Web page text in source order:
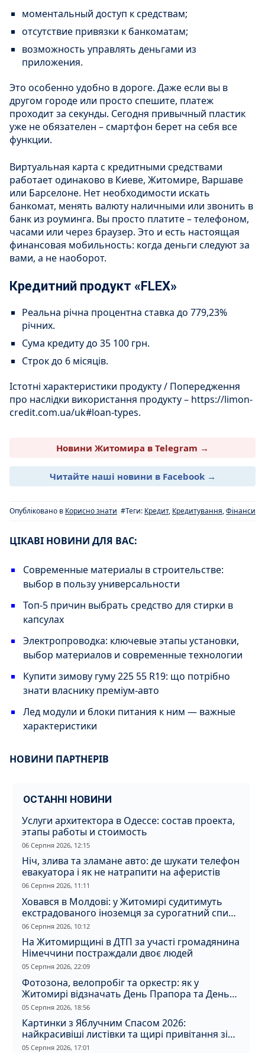
моментальный доступ к средствам;
отсутствие привязки к банкоматам;
возможность управлять деньгами из
приложения.
Это особенно удобно в дороге. Даже если вы в
другом городе или просто спешите, платеж
проходит за секунды. Сегодня привычный пластик
уже не обязателен – смартфон берет на себя все
функции.
Виртуальная карта с кредитными средствами
работает одинаково в Киеве, Житомире, Варшаве
или Барселоне. Нет необходимости искать
банкомат, менять валюту наличными или звонить в
банк из роуминга. Вы просто платите – телефоном,
часами или через браузер. Это и есть настоящая
финансовая мобильность: когда деньги следуют за
вами, а не наоборот.
Кредитний продукт «FLEX»
Реальна річна процентна ставка до 779,23%
річних.
Сума кредиту до 35 100 грн.
Строк до 6 місяців.
Істотні характеристики продукту / Попередження
про наслідки використання продукту – https://limon-
credit.com.ua/uk#loan-types.
Новини Житомира в Telegram →
Читайте наші новини в Facebook →
Опубліковано в Корисно знати #Теги: Кредит, Кредитування,Фінанси
ЦІКАВІ НОВИНИ ДЛЯ ВАС:
Современные материалы в строительстве:
выбор в пользу универсальности
Топ-5 причин выбрать средство для стирки в
капсулах
Электропроводка: ключевые этапы установки,
выбор материалов и современные технологии
Купити зимову гуму 225 55 R19: що потрібно
знати власнику преміум-авто
Лед модули и блоки питания к ним — важные
характеристики
НОВИНИ ПАРТНЕРІВ
ОСТАННІ НОВИНИ
Услуги архитектора в Одессе: состав проекта,
этапы работы и стоимость
06 Серпня 2026, 12:15
Ніч, злива та зламане авто: де шукати телефон
евакуатора і як не натрапити на аферистів
06 Серпня 2026, 11:11
Ховався в Молдові: у Житомирі судитимуть
екстрадованого іноземця за сурогатний спирт
і відмивання грошей
06 Серпня 2026, 10:12
На Житомирщині в ДТП за участі громадянина
Німеччини постраждали двоє людей
05 Серпня 2026, 22:09
Фотозона, велопробіг та оркестр: як у
Житомирі відзначать День Прапора та День
Незалежності
05 Серпня 2026, 18:56
Картинки з Яблучним Спасом 2026:
найкрасивіші листівки та щирі привітання зі
святом
05 Серпня 2026, 17:01